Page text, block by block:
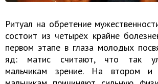
Ритуал на обретение
состоит из четырёх крайне
первом этапе в глаза молодых
яд: матис считают, что так
мальчикам зрение. На втором и